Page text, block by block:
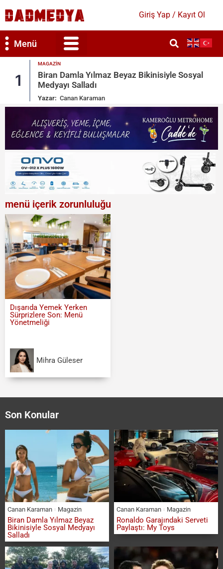
Giriş Yap / Kayıt Ol
Menü
Sosyal 2
Ronaldo Garajındaki Serveti
Toys
Yazar:
menü içerik zorunluluğu
Dışarıda Yemek Yerken
Sürprizlere Son: Menü
Yönetmeliği
Mihra Güleser
Son Konular
Canan Karaman Magazin
Biran Damla Yılmaz Beyaz
Bikinisiyle Sosyal Medyayı
Salladı
Canan Karaman Magazin
Ronaldo Garajındaki Serveti
Paylaştı: My Toys